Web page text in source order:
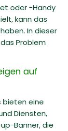
oder -Handy
kann das
In dieser
Problem
auf
bieten eine
Diensten,
Banner, die